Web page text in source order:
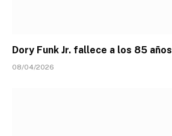
Dory Funk Jr. fallece a los 85 años
08/04/2026